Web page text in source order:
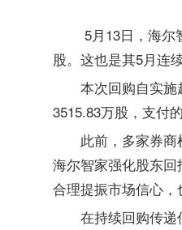
5月13日，海尔
股。这也是其5月连
本次回购自实施
3515.83万股，支付
此前，多家券
海尔智家强化股东
合理提振市场信心
在持续回购传